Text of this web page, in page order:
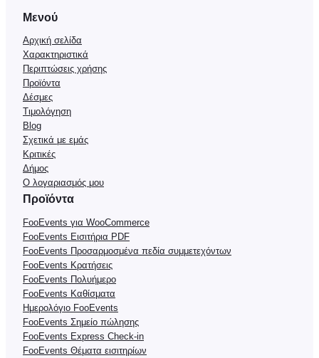
Μενού
Αρχική σελίδα
Χαρακτηριστικά
Περιπτώσεις χρήσης
Προϊόντα
Δέσμες
Τιμολόγηση
Blog
Σχετικά με εμάς
Κριτικές
Δήμος
Ο λογαριασμός μου
Προϊόντα
FooEvents για WooCommerce
FooEvents Εισιτήρια PDF
FooEvents Προσαρμοσμένα πεδία συμμετεχόντων
FooEvents Κρατήσεις
FooEvents Πολυήμερο
FooEvents Καθίσματα
Ημερολόγιο FooEvents
FooEvents Σημείο πώλησης
FooEvents Express Check-in
FooEvents Θέματα εισιτηρίων